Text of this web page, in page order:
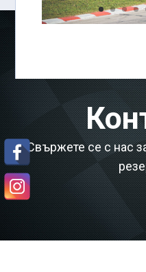
Свържете се с нас